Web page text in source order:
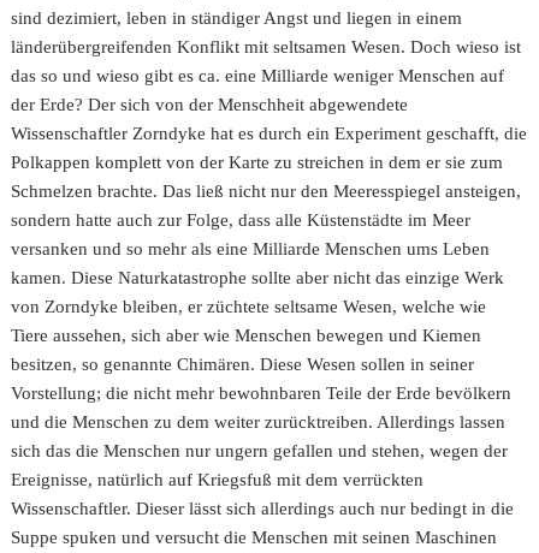
sind dezimiert, leben in ständiger Angst und liegen in einem
länderübergreifenden Konflikt mit seltsamen Wesen. Doch wieso ist
das so und wieso gibt es ca. eine Milliarde weniger Menschen auf
der Erde? Der sich von der Menschheit abgewendete
Wissenschaftler Zorndyke hat es durch ein Experiment geschafft, die
Polkappen komplett von der Karte zu streichen in dem er sie zum
Schmelzen brachte. Das ließ nicht nur den Meeresspiegel ansteigen,
sondern hatte auch zur Folge, dass alle Küstenstädte im Meer
versanken und so mehr als eine Milliarde Menschen ums Leben
kamen. Diese Naturkatastrophe sollte aber nicht das einzige Werk
von Zorndyke bleiben, er züchtete seltsame Wesen, welche wie
Tiere aussehen, sich aber wie Menschen bewegen und Kiemen
besitzen, so genannte Chimären. Diese Wesen sollen in seiner
Vorstellung; die nicht mehr bewohnbaren Teile der Erde bevölkern
und die Menschen zu dem weiter zurücktreiben. Allerdings lassen
sich das die Menschen nur ungern gefallen und stehen, wegen der
Ereignisse, natürlich auf Kriegsfuß mit dem verrückten
Wissenschaftler. Dieser lässt sich allerdings auch nur bedingt in die
Suppe spuken und versucht die Menschen mit seinen Maschinen